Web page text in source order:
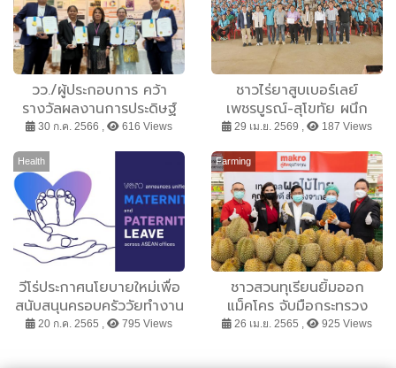
วว./ผู้ประกอบการ คว้า
รางวัลผลงานการประดิษฐ์
การวิจัยและนวัตกรรม ใน
30 ก.ค. 2566 , 616 Views
ชาวไร่ยาสูบเบอร์เลย์
เพชรบูรณ์-สุโขทัย ผนึก
กำลังรับรัฐบาลใหม่ ชู 4 ข้อ
อุตสาหกรรมยาสูบไทยสู่
สากล
29 เม.ย. 2569 , 187 Views
Health
วีโร่ประกาศนโยบายใหม่เพื่อ
สนับสนุนครอบครัววัยทำงาน
ทั่วอาเซียน ให้คุณแม่ลา
20 ก.ค. 2565 , 795 Views
Farming
ชาวสวนทุเรียนยิ้มออก
แม็คโคร จับมือกระทรวง
เกษตรฯ-กระทรวงพาณิชย์
26 เม.ย. 2565 , 925 Views